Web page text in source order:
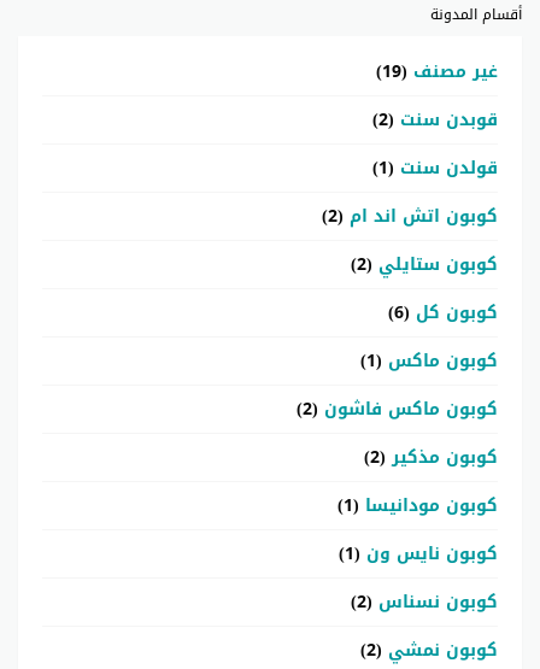
أقسام المدونة
غير مصنف (19)
قوبدن سنت (2)
قولدن سنت (1)
كوبون اتش اند ام (2)
كوبون ستايلي (2)
كوبون كل (6)
كوبون ماكس (1)
كوبون ماكس فاشون (2)
كوبون مذكير(2)
كوبون مودانيسا (1)
كوبون نايس ون (1)
كوبون نسناس (2)
كوبون نمشي (2)